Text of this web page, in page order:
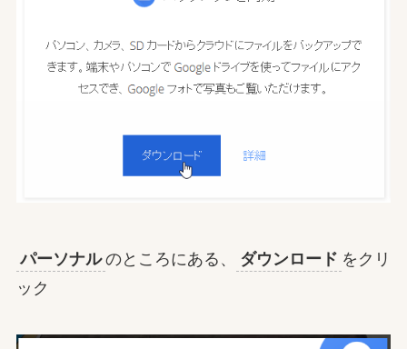
パーソナル のところにある、 ダウンロード をクリ
ック